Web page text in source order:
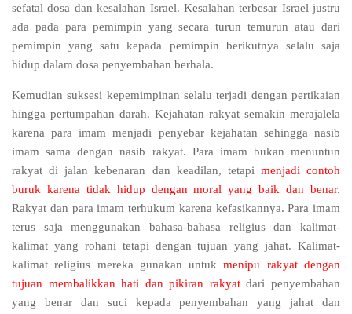
sefatal dosa dan kesalahan Israel. Kesalahan terbesar Israel justru
ada pada para pemimpin yang secara turun temurun atau dari
pemimpin yang satu kepada pemimpin berikutnya selalu saja
hidup dalam dosa penyembahan berhala.
Kemudian suksesi kepemimpinan selalu terjadi dengan pertikaian
hingga pertumpahan darah. Kejahatan rakyat semakin merajalela
karena para imam menjadi penyebar kejahatan sehingga nasib
imam sama dengan nasib rakyat. Para imam bukan menuntun
rakyat di jalan kebenaran dan keadilan, tetapi menjadi contoh
buruk karena tidak hidup dengan moral yang baik dan benar.
Rakyat dan para imam terhukum karena kefasikannya. Para imam
terus saja menggunakan bahasa-bahasa religius dan kalimat-
kalimat yang rohani tetapi dengan tujuan yang jahat. Kalimat-
kalimat religius mereka gunakan untukmenipu rakyat dengan
tujuan membalikkan hati dan pikiran rakyatdari penyembahan
yang benar dan suci kepada penyembahan yang jahat dan